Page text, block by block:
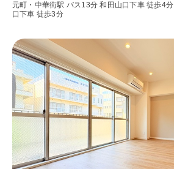
元町・中華街駅 バス13分 和田山口下車 徒歩4分
口下車 徒歩3分